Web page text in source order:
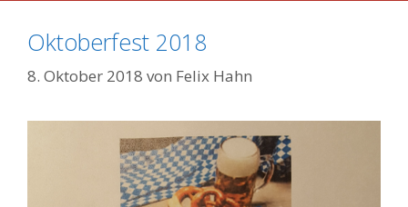
Oktoberfest 2018
8. Oktober 2018 von Felix Hahn